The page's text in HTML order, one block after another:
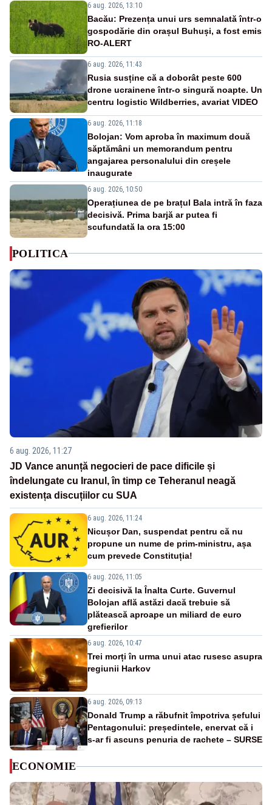
6 aug. 2026, 13:10
Bacău: Prezența unui urs semnalată într-o
gospodărie din orașul Buhuși, a fost emis
RO-ALERT
6 aug. 2026, 11:43
Rusia susține că a doborât peste 600
drone ucrainene într-o singură noapte. Un
centru logistic Wildberries, avariat VIDEO
6 aug. 2026, 11:18
Bolojan: Vom aproba în maximum două
săptămâni un memorandum pentru
angajarea personalului din creșele
inaugurate
6 aug. 2026, 10:50
Operațiunea de pe brațul Bala intră în faza
decisivă. Prima barjă ar putea fi
scufundată la ora 15:00
POLITICA
6 aug. 2026, 11:27
JD Vance anunță negocieri de pace dificile și
îndelungate cu Iranul, în timp ce Teheranul neagă
existența discuțiilor cu SUA
6 aug. 2026, 11:24
Nicușor Dan, suspendat pentru că nu
propune un nume de prim-ministru, așa
cum prevede Constituția!
6 aug. 2026, 11:05
Zi decisivă la Înalta Curte. Guvernul
Bolojan află astăzi dacă trebuie să
plătească aproape un miliard de euro
grefierilor
6 aug. 2026, 10:47
Trei morți în urma unui atac rusesc asupra
regiunii Harkov
6 aug. 2026, 09:13
Donald Trump a răbufnit împotriva șefului
Pentagonului: președintele, enervat că i
s-ar fi ascuns penuria de rachete – SURSE
ECONOMIE